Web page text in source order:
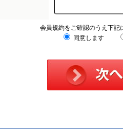
会員規約をご確認のうえ下記
同意します